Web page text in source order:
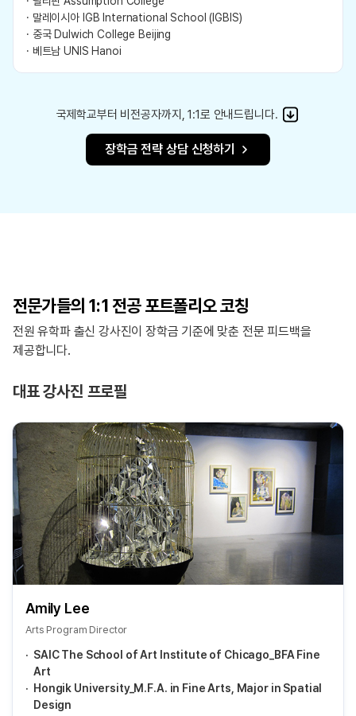
· 말레이시아 IGB International School (IGBIS)
· 중국 Dulwich College Beijing
· 베트남 UNIS Hanoi
국제학교부터 비전공자까지, 1:1로 안내드립니다.
장학금 전략 상담 신청하기
전문가들의 1:1 전공 포트폴리오 코칭
전원 유학파 출신 강사진이 장학금 기준에 맞춘 전문 피드백을
제공합니다.
대표 강사진 프로필
Amily Lee
Arts Program Director
SAIC The School of Art Institute of Chicago_BFA Fine
Art
Hongik University_M.F.A. in Fine Arts, Major in Spatial
Design